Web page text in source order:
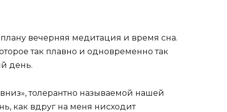
вечерняя медитация и время сна.
так плавно и одновременно так
день.
толерантно называемой нашей
как вдруг на меня нисходит